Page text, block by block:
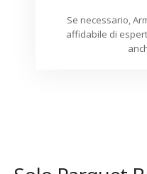
Se necessario,
affidabile di